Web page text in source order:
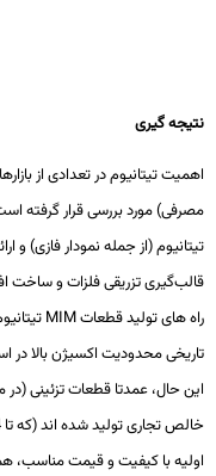
گیری
تیتانیوم در تعدادی از
مورد بررسی قرار گرفته است.
(از جمله نمودار فازی) و
تزریقی فلزات و ساخت
های تولید قطعاتMIMتیتانیوم
محدودیت اکسیژن بالا در
حال، عمدتا قطعات تزئینی (در
با کیفیت و قیمت مناسب،